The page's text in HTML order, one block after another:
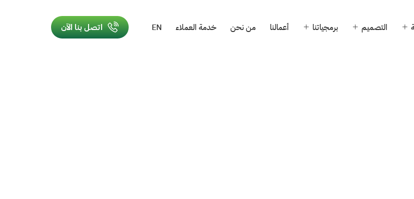
التصميم برمجياتنا أعمالنا من نحن خدمة العملاء EN اتصل بنا الآن